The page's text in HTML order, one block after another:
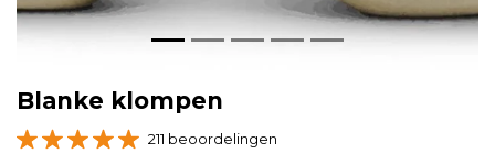
Blanke klompen
211 beoordelingen